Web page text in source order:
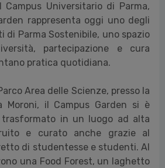
Universitario di Parma,
rappresenta oggi uno degli
di Parma Sostenibile, uno spazio
partecipazione e cura
pratica quotidiana.
Area delle Scienze, presso la
Moroni, il Campus Garden si è
trasformato in un luogo ad alta
e curato anche grazie al
di studentesse e studenti. Al
una Food Forest, un laghetto